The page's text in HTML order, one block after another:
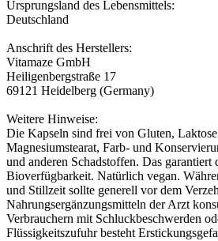
Ursprungsland des Lebensmittels:
Deutschland
Anschrift des Herstellers:
Vitamaze GmbH
Heiligenbergstraße 17
69121 Heidelberg (Germany)
Weitere Hinweise:
Die Kapseln sind frei von Gluten,
Magnesiumstearat, Farb- und
und anderen Schadstoffen. Das garantiert
Bioverfügbarkeit. Natürlich vegan.
und Stillzeit sollte generell vor dem
Nahrungsergänzungsmitteln der Arzt
Verbrauchern mit Schluckbeschwerden
Flüssigkeitszufuhr besteht